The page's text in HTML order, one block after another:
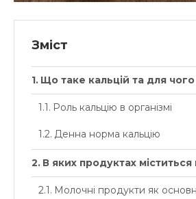
Зміст
Що таке кальцій та для чого
Роль кальцію в організмі
Денна норма кальцію
В яких продуктах міститься
Молочні продукти як